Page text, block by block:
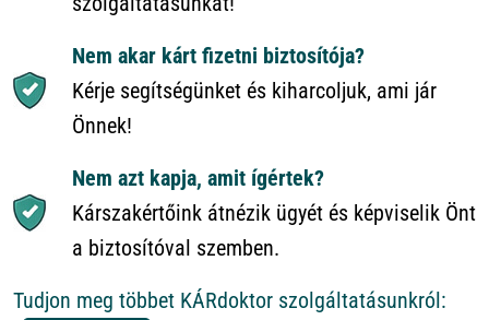
Nem akar kárt fizetni biztosítója?
Kérje segítségünket és kiharcoljuk, ami jár
Önnek!
Nem azt kapja, amit ígértek?
Kárszakértőink átnézik ügyét és képviselik Önt
a biztosítóval szemben.
Tudjon meg többet KÁRdoktor szolgáltatásunkról: